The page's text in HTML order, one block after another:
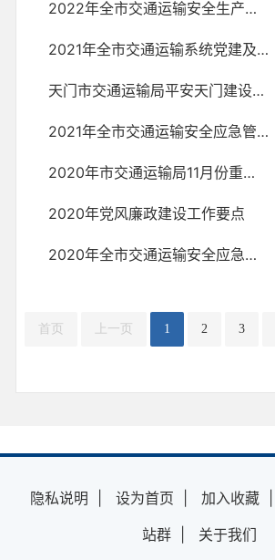
2022年全市交通运输安全生产工作要点
2021年全市交通运输系统党建及意识形态工作要点
天门市交通运输局平安天门建设领导小组2021年工作要点
2021年全市交通运输安全应急管理工作要点
2020年市交通运输局11月份重点工作通报
2020年党风廉政建设工作要点
2020年全市交通运输安全应急管理工作要点
首页 上一页 1 2 3
隐私说明 设为首页 加入收藏
站群
关于我们